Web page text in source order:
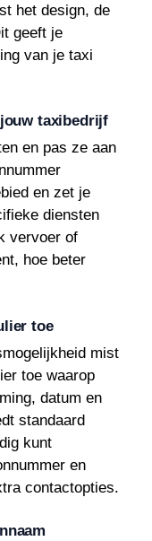
het design, de
geeft je
van je taxi
taxibedrijf
en pas ze aan
en zet je
diensten
vervoer of
hoe beter
toe
mist
toe waarop
datum en
standaard
kunt
en
contactopties.